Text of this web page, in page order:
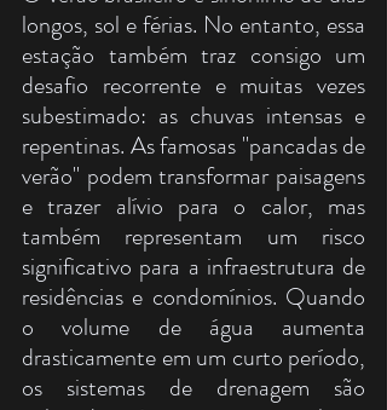
longos, sol e férias. No entanto, essa
estação também traz consigo um
desafio recorrente e muitas vezes
subestimado: as chuvas intensas e
repentinas. As famosas "pancadas de
verão" podem transformar paisagens
e trazer alívio para o calor, mas
também representam um risco
significativo para a infraestrutura de
residências e condomínios. Quando
o volume de água aumenta
drasticamente em um curto período,
os sistemas de drenagem são